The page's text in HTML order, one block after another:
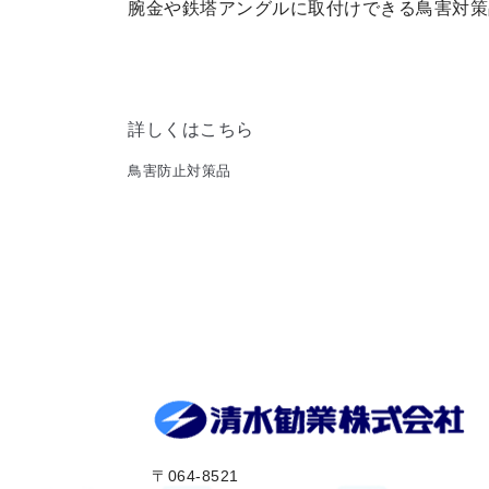
腕金や鉄塔アングルに取付けできる鳥害対
詳しくはこちら
鳥害防止対策品
〒064-8521